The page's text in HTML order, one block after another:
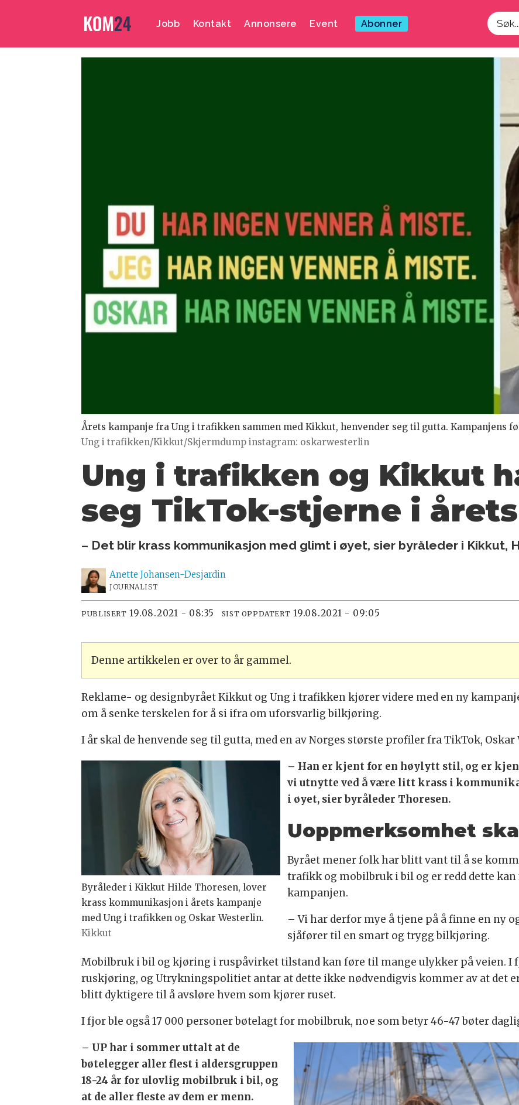
Jobb Kontakt Annonsere Event Abonner
Søk
Årets kampanje fra Ung i trafikken sammen med Kikkut, henvender seg til gutta. Kampanjens
Ung i trafikken/Kikkut/Skjermdump instagram: oskarwesterlin
Ung i trafikken og Kikkut
seg TikTok-stjerne i
– Det blir krass kommunikasjon med glimt i øyet, sier byråleder i Kikkut,
Anette Johansen-Desjardin
JOURNALIST
PUBLISERT 19.08.2021 - 08:35 SIST OPPDATERT 19.08.2021 - 09:05
Denne artikkelen er over to år gammel.
Reklame- og designbyrået Kikkut og Ung i trafikken kjører videre med en ny
om å senke terskelen for å si ifra om uforsvarlig bilkjøring.
I år skal de henvende seg til gutta, med en av Norges største profiler fra TikTok, Oskar
Byråleder i Kikkut Hilde Thoresen, lover
krass kommunikasjon i årets kampanje
med Ung i trafikken og Oskar Westerlin.
Kikkut
– Han er kjent for en høylytt stil, og er
vi utnytte ved å være litt krass i
i øyet, sier byråleder Thoresen.
Uoppmerksomhet
Byrået mener folk har blitt vant til å se
trafikk og mobilbruk i bil og er redd dette
kampanjen.
– Vi har derfor mye å tjene på å finne en ny
sjåfører til en smart og trygg bilkjøring.
Mobilbruk i bil og kjøring i ruspåvirket tilstand kan føre til mange ulykker på veien. I
ruskjøring, ogUtrykningspolitiet antar at dette ikke nødvendigvis kommer av at det
blitt dyktigere til å avsløre hvem som kjører ruset.
I fjor ble også 17 000 personer bøtelagt for mobilbruk, noe som betyr 46-47 bøter
– UP har i sommer uttalt at de
bøtelegger aller flest i aldersgruppen
18-24 år for ulovlig mobilbruk i bil, og
at de aller fleste av dem er menn.